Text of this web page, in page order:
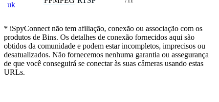
uk
* iSpyConnect não tem afiliação, conexão ou associação com os
produtos de Bins. Os detalhes de conexão fornecidos aqui são
obtidos da comunidade e podem estar incompletos, imprecisos ou
desatualizados. Não fornecemos nenhuma garantia ou assegurança
de que você conseguirá se conectar às suas câmeras usando estas
URLs.